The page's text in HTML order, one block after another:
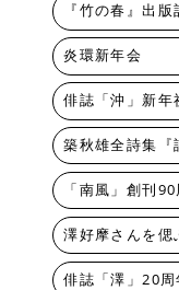
『竹の春』出版
炎環新年会
俳誌「沖」新年
築秋雄全詩集『
「南風」創刊
澤好摩さんを偲
俳誌「澤」20